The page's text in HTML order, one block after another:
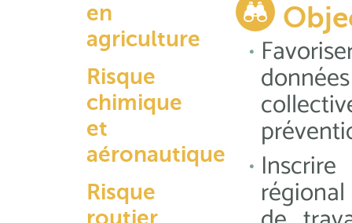
en
agriculture
Risque
chimique
et
aéronautique
Risque
routier